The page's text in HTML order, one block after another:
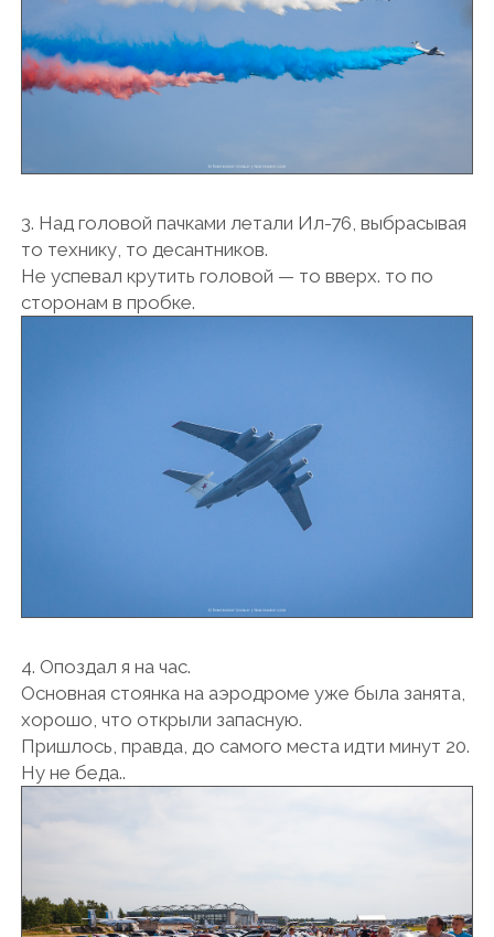
3. Над головой пачками летали Ил-76, выбрасывая
то технику, то десантников.
Не успевал крутить головой — то вверх. то по
сторонам в пробке.
4. Опоздал я на час.
Основная стоянка на аэродроме уже была занята,
хорошо, что открыли запасную.
Пришлось, правда, до самого места идти минут 20.
Ну не беда..